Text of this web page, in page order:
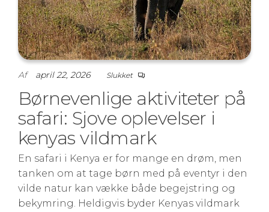
Af april 22, 2026 Slukket
Børnevenlige aktiviteter på
safari: Sjove oplevelser i
kenyas vildmark
En safari i Kenya er for mange en drøm, men
tanken om at tage børn med på eventyr i den
vilde natur kan vække både begejstring og
bekymring. Heldigvis byder Kenyas vildmark